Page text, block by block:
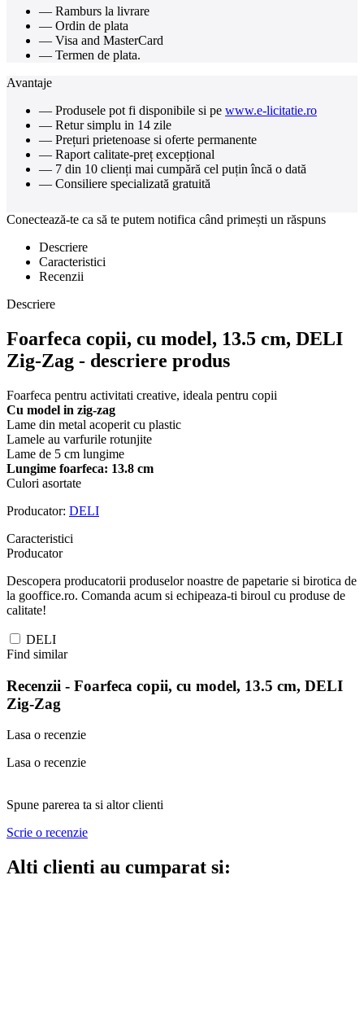
— Ramburs la livrare
— Ordin de plata
— Visa and MasterCard
— Termen de plata.
Avantaje
— Produsele pot fi disponibile si pe www.e-licitatie.ro
— Retur simplu in 14 zile
— Prețuri prietenoase si oferte permanente
— Raport calitate-preț excepțional
— 7 din 10 clienți mai cumpără cel puțin încă o dată
— Consiliere specializată gratuită
Conectează-te ca să te putem notifica când primești un răspuns
Descriere
Caracteristici
Recenzii
Descriere
Foarfeca copii, cu model, 13.5 cm, DELI
Zig-Zag - descriere produs
Foarfeca pentru activitati creative, ideala pentru copii
Cu model in zig-zag
Lame din metal acoperit cu plastic
Lamele au varfurile rotunjite
Lame de 5 cm lungime
Lungime foarfeca: 13.8 cm
Culori asortate
Producator: DELI
Caracteristici
Producator
Descopera producatorii produselor noastre de papetarie si birotica de
la gooffice.ro. Comanda acum si echipeaza-ti biroul cu produse de
calitate!
DELI
Find similar
Recenzii - Foarfeca copii, cu model, 13.5 cm, DELI
Zig-Zag
Lasa o recenzie
Lasa o recenzie
Spune parerea ta si altor clienti
Scrie o recenzie
Alti clienti au cumparat si: